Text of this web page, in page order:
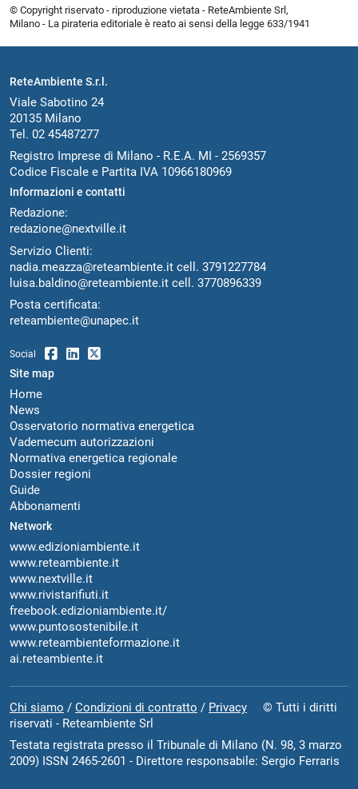
© Copyright riservato - riproduzione vietata - ReteAmbiente Srl,
Milano - La pirateria editoriale è reato ai sensi della legge 633/1941
ReteAmbiente S.r.l.
Viale Sabotino 24
20135 Milano
Tel. 02 45487277
Registro Imprese di Milano - R.E.A. MI - 2569357
Codice Fiscale e Partita IVA 10966180969
Informazioni e contatti
Redazione:
redazione@nextville.it
Servizio Clienti:
nadia.meazza@reteambiente.it cell. 3791227784
luisa.baldino@reteambiente.it cell. 3770896339
Posta certificata:
reteambiente@unapec.it
Social
Site map
Home
News
Osservatorio normativa energetica
Vademecum autorizzazioni
Normativa energetica regionale
Dossier regioni
Guide
Abbonamenti
Network
www.edizioniambiente.it
www.reteambiente.it
www.nextville.it
www.rivistarifiuti.it
freebook.edizioniambiente.it/
www.puntosostenibile.it
www.reteambienteformazione.it
ai.reteambiente.it
Chi siamo / Condizioni di contratto / Privacy © Tutti i diritti
riservati - Reteambiente Srl
Testata registrata presso il Tribunale di Milano (N. 98, 3 marzo
2009) ISSN 2465-2601 - Direttore responsabile: Sergio Ferraris